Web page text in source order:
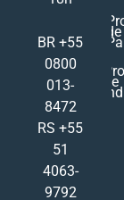
BR +55
0800
013-
8472
RS +55
51
4063-
9792
de
de